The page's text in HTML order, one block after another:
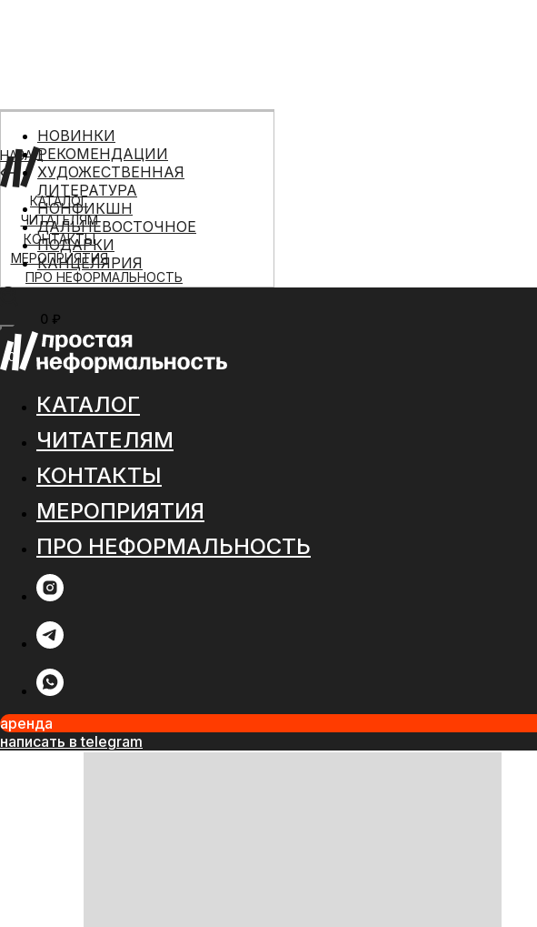
КАТАЛОГ
ЧИТАТЕЛЯМ
КОНТАКТЫ
МЕРОПРИЯТИЯ
ПРО НЕФОРМАЛЬНОСТЬ
0 ₽
МЕНЮ
0
НАЗАД
НОВИНКИ
РЕКОМЕНДАЦИИ
ХУДОЖЕСТВЕННАЯ
ЛИТЕРАТУРА
НОНФИКШН
ДАЛЬНЕВОСТОЧНОЕ
ПОДАРКИ
КАНЦЕЛЯРИЯ
КАТАЛОГ
ЧИТАТЕЛЯМ
КОНТАКТЫ
МЕРОПРИЯТИЯ
ПРО НЕФОРМАЛЬНОСТЬ
аренда
написать в telegram